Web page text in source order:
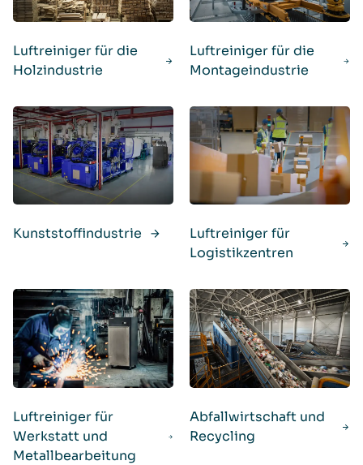
Luftreiniger für die
Holzindustrie
Luftreiniger für die
Montageindustrie
Kunststoffindustrie
Luftreiniger für
Logistikzentren
Luftreiniger für
Werkstatt und
Metallbearbeitung
Abfallwirtschaft und
Recycling